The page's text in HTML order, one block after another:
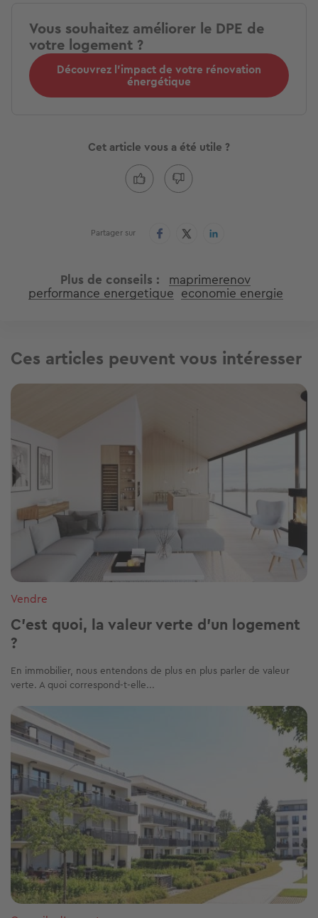
Vous souhaitez améliorer le DPE de
votre logement ?
Découvrez l'impact de votre rénovation
énergétique
Cet article vous a été utile ?
Partager sur
Plus de conseils maprimerenov
performance energetique economie energie
Ces articles peuvent vous intéresser
Image
Vendre
C’est quoi, la valeur verte d’un logement
?
En immobilier, nous entendons de plus en plus parler de valeur
verte. A quoi correspond-t-elle...
Image